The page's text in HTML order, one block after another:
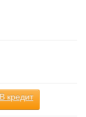
В кредит